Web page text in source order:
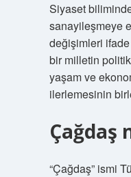
Siyaset
sanayileşmeye
değişimleri
bir milletin
yaşam ve
ilerlemesinin
Çağdaş
“Çağdaş” ismi